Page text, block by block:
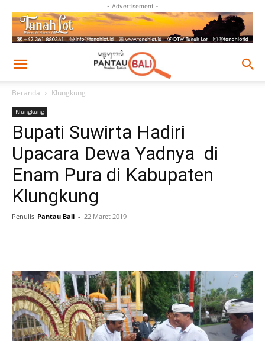
- Advertisement -
Beranda Klungkung
Klungkung
Bupati Suwirta Hadiri
Upacara Dewa Yadnya di
Enam Pura di Kabupaten
Klungkung
Penulis Pantau Bali - 22 Maret 2019